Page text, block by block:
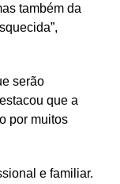
também da
serão
que a
por muitos
e familiar.